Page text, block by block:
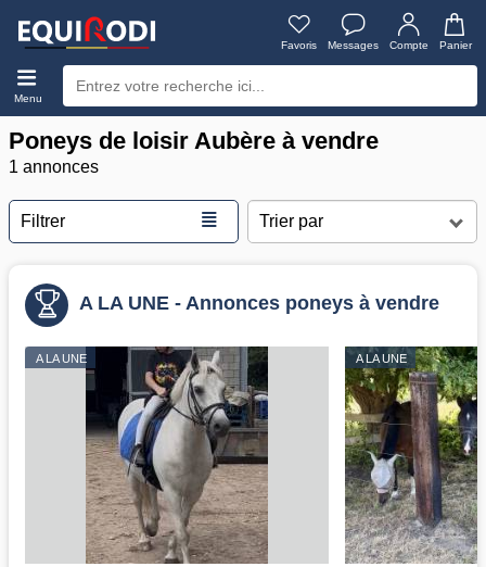
Favoris Messages Compte Panier
Menu
Poneys de loisir Aubère à vendre
1 annonces
Filtrer ≣
A LA UNE - Annonces poneys à vendre
A LA UNE A LA UNE